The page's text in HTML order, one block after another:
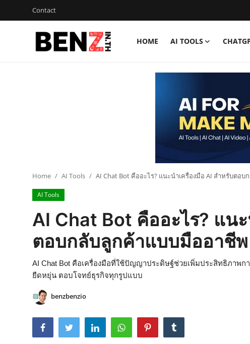
Contact
HOME AI TOOLS
ThaiGPT Builder
คอร์สเรียน ChatGPT
Home AI Tools AI Chat Bot คืออะไร? แนะนำเครื่องมือ AI สำหรับตอ
AI Tools
AI Chat Bot คืออะไร? แน
ตอบกลับลูกค้าแบบมืออาชีพ
AI Chat Bot คือเครื่องมือที่ใช้ปัญญาประดิษฐ์ช่วยเพิ่มประสิทธิภาพ
ยืดหยุ่น ตอบโจทย์ธุรกิจทุกรูปแบบ
benzbenzio